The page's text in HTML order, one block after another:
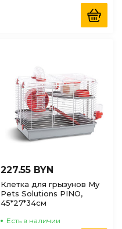
227.55 BYN
Клетка для грызунов My
Pets Solutions PINO,
45*27*34см
Есть в наличии